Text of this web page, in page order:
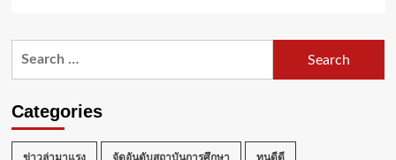
ม.รังสิต
นคร
ฟ้า
Categories
ข่าวล่ามาแรง จัดอันดับสถาบันการศึกษา ทุนดีดี